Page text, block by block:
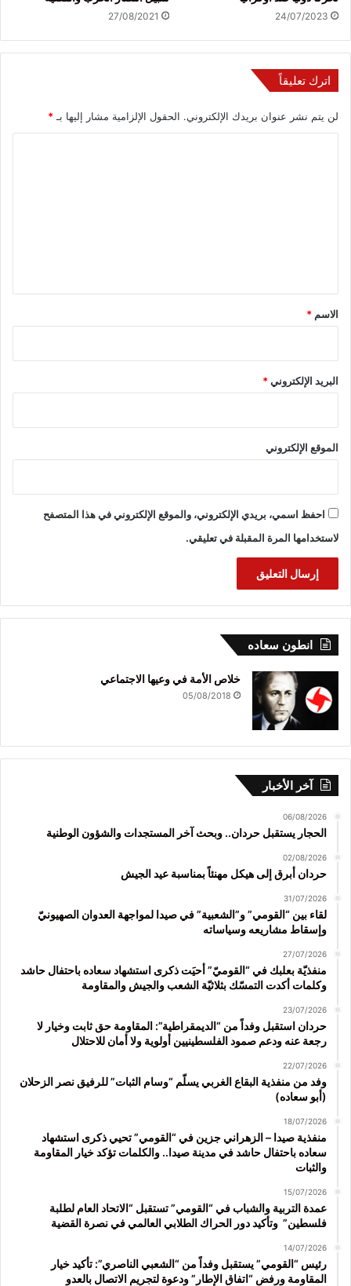
24/07/2023
27/08/2021
اترك تعليقاً
لن يتم نشر عنوان بريدك الإلكتروني. الحقول الإلزامية مشار إليها بـ *
*
الاسم *
البريد الإلكتروني*
الموقع الإلكتروني
احفظ اسمي، بريدي الإلكتروني، والموقع الإلكتروني في هذا المتصفح
لاستخدامها المرة المقبلة في تعليقي.
انطون سعاده
خلاص الأمة في وعيها الاجتماعي
05/08/2018
آخر الأخبار
06/08/2026
الحجار يستقبل حردان.. وبحث آخر المستجدات والشؤون الوطنية
02/08/2026
حردان أبرق إلى هيكل مهنئاً بمناسبة عيد الجيش
31/07/2026
لقاء بين “القومي” و”الشعبية” في صيدا لمواجهة العدوان الصهيونيّ
وإسقاط مشاريعه وسياساته
27/07/2026
منفذيّة بعلبك في “القوميّ” أحيَت ذكرى استشهاد سعاده باحتفال حاشد
وكلمات أكدت التمسّك بثلاثيّة الشعب والجيش والمقاومة
23/07/2026
حردان استقبل وفداً من “الديمقراطية”: المقاومة حق ثابت وخيار لا
رجعة عنه ودعم صمود الفلسطينيين أولوية ولا أمان للاحتلال
22/07/2026
وفد من منفذية البقاع الغربي يسلّم “وسام الثبات” للرفيق نصر الزحلان
(أبو سعاده)
18/07/2026
منفذية صيدا – الزهراني جزين في “القومي” تحيي ذكرى استشهاد
سعاده باحتفال حاشد في مدينة صيدا.. والكلمات تؤكد خيار المقاومة
والثبات
15/07/2026
عمدة التربية والشباب في “القومي” تستقبل “الاتحاد العام لطلبة
فلسطين” وتأكيد دور الحراك الطلابي العالمي في نصرة القضية
14/07/2026
رئيس “القومي” يستقبل وفداً من “الشعبي الناصري”: تأكيد خيار
المقاومة ورفض “اتفاق الإطار” ودعوة لتجريم الاتصال بالعدو